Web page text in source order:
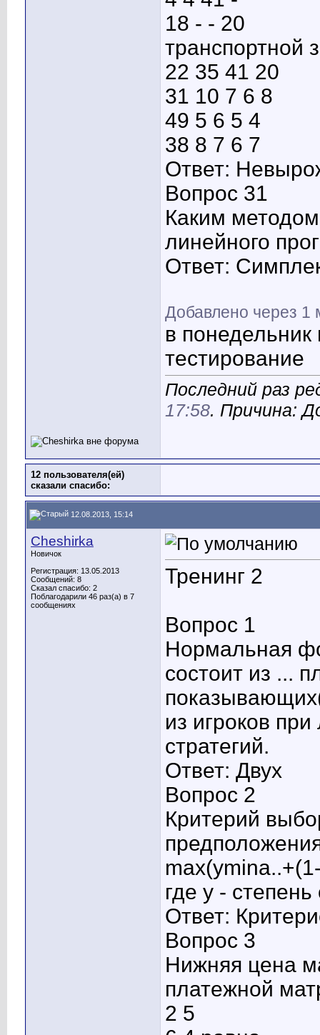
18 - - 20
транспортной
22 35 41 20
31 10 7 6 8
49 5 6 5 4
38 8 7 6 7
Ответ:
Вопрос 31
Каким
линейного
Ответ:
Добавлено через 1
в понедельник
тестирование
Последний раз
17:58. Причина:
12 пользователя(ей)
сказали cпасибо:
12.08.2013, 15:14
Cheshirka
Новичок
Регистрация: 13.05.2013
Сообщений: 8
Сказал спасибо: 2
Поблагодарили 46 раз(а) в 7
сообщениях
Тренинг 2
Вопрос 1
Нормальная
состоит из ...
из игроков
стратегий.
Ответ: Двух
Вопрос 2
Критерий
где y -
Ответ:
Вопрос 3
Нижняя цена
платежной
2 5